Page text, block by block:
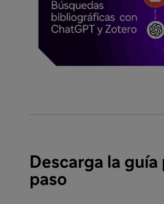
Descarga la guía
paso